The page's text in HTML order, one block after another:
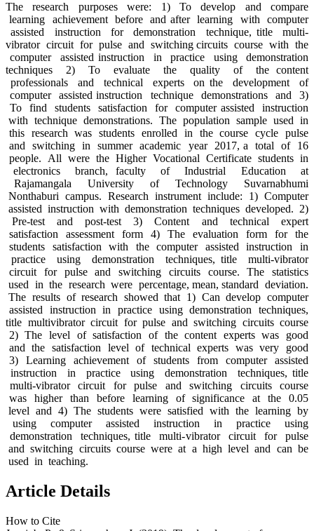
The research purposes were: 1) To develop and compare
learning achievement before and after learning with computer
assisted instruction for demonstration technique, title multi-
vibrator circuit for pulse and switching circuits course with the
computer assisted instruction in practice using demonstration
techniques 2) To evaluate the quality of the content
professionals and technical experts on the development of
computer assisted instruction technique demonstrations and 3)
To find students satisfaction for computer assisted instruction
with technique demonstrations. The population sample used in
this research was students enrolled in the course cycle pulse
and switching in summer academic year 2017, a total of 16
people. All were the Higher Vocational Certificate students in
electronics branch, faculty of Industrial Education at
Rajamangala University of Technology Suvarnabhumi
Nonthaburi campus. Research instrument include: 1) Computer
assisted instruction with demonstration techniques developed. 2)
Pre-test and post-test 3) Content and technical expert
satisfaction assessment form 4) The evaluation form for the
students satisfaction with the computer assisted instruction in
practice using demonstration techniques, title multi-vibrator
circuit for pulse and switching circuits course. The statistics
used in the research were percentage, mean, standard deviation.
The results of research showed that 1) Can develop computer
assisted instruction in practice using demonstration techniques,
title multivibrator circuit for pulse and switching circuits course
2) The level of satisfaction of the content experts was good
and the satisfaction level of technical experts was very good
3) Learning achievement of students from computer assisted
instruction in practice using demonstration techniques, title
multi-vibrator circuit for pulse and switching circuits course
was higher than before learning of significance at the 0.05
level and 4) The students were satisfied with the learning by
using computer assisted instruction in practice using
demonstration techniques, title multi-vibrator circuit for pulse
and switching circuits course were at a high level and can be
used in teaching.
Article Details
How to Cite